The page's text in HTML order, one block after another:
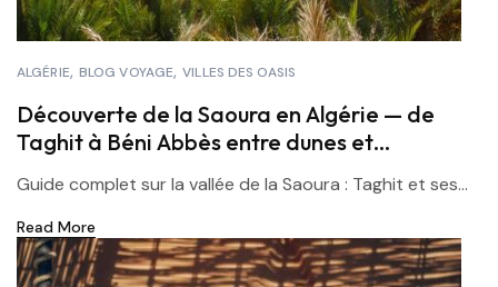
ALGÉRIE BLOG VOYAGE VILLES DES OASIS
Découverte de la Saoura en Algérie — de
Taghit à Béni Abbès entre dunes et
Guide complet sur la vallée de la Saoura : Taghit et ses...
Read More